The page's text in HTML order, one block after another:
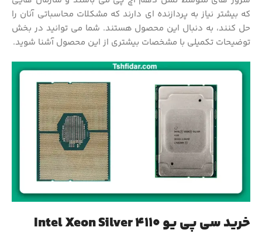
که بیشتر نیاز به پردازنده ای دارند که مشکلات محاسباتی آنان را
حل کنند، به دنبال این محصول هستند. شما می توانید در بخش
توضیحات تکمیلی با مشخصات بیشتری از این محصول آشنا شوید.
خرید سی پی یو Intel Xeon Silver 4110